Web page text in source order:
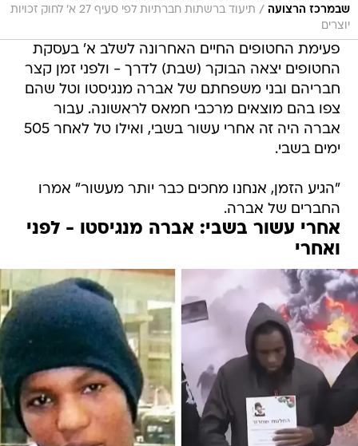
שבמרכז הרצועה /
תיעוד ברשתות חברתיות לפי סעיף 27 א' לחוק זכויות
יוצרים
פעימת החטופים החיים האחרונה לשלב א' בעסקת
החטופים יצאה הבוקר (שבת) לדרך - ולפני זמן קצר
חבריהם ובני משפחתם של אברה מנגיסטו וטל שהם
צפו בהם מוצאים מרכבי חמאס לראשונה. עבור
אברה היה זה אחרי עשור בשבי, ואילו טל לאחר 505
ימים בשבי.
"הגיע הזמן, אנחנו מחכים כבר יותר מעשור" אמרו
החברים של אברה.
אחרי עשור בשבי: אברה מנגיסטו - לפני
ואחרי